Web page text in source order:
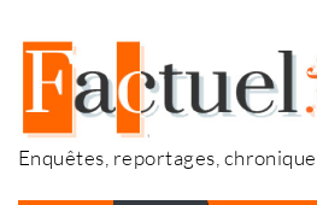
contenu
Enquêtes, reportages,